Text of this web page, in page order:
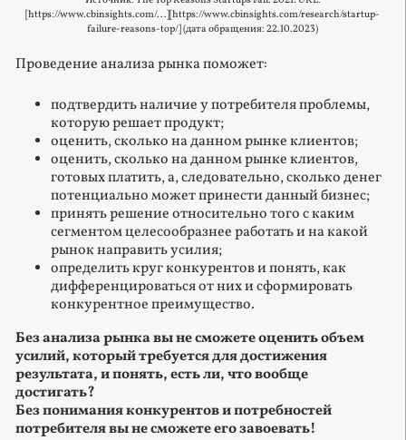
[https://www.cbinsights.com/...][https://www.cbinsights.com/research/startup-
failure-reasons-top/] (дата обращения: 22.10.2023)
Проведение анализа рынка поможет:
подтвердить наличие у потребителя проблемы,
которую решает продукт;
оценить, сколько на данном рынке клиентов;
оценить, сколько на данном рынке клиентов,
готовых платить, а, следовательно, сколько денег
потенциально может принести данный бизнес;
принять решение относительно того с каким
сегментом целесообразнее работать и на какой
рынок направить усилия;
определить круг конкурентов и понять, как
дифференцироваться от них и сформировать
конкурентное преимущество.
Без анализа рынка вы не сможете оценить объем
усилий, который требуется для достижения
результата, и понять, есть ли, что вообще
достигать?
Без понимания конкурентов и потребностей
потребителя вы не сможете его завоевать!